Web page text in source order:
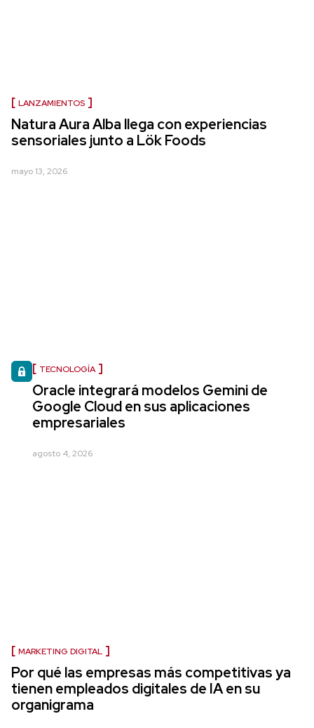
LANZAMIENTOS
Natura Aura Alba llega con experiencias
sensoriales junto a Lök Foods
mayo 13, 2026
TECNOLOGÍA
Oracle integrará modelos Gemini de
Google Cloud en sus aplicaciones
empresariales
agosto 4, 2026
MARKETING DIGITAL
Por qué las empresas más competitivas ya
tienen empleados digitales de IA en su
organigrama